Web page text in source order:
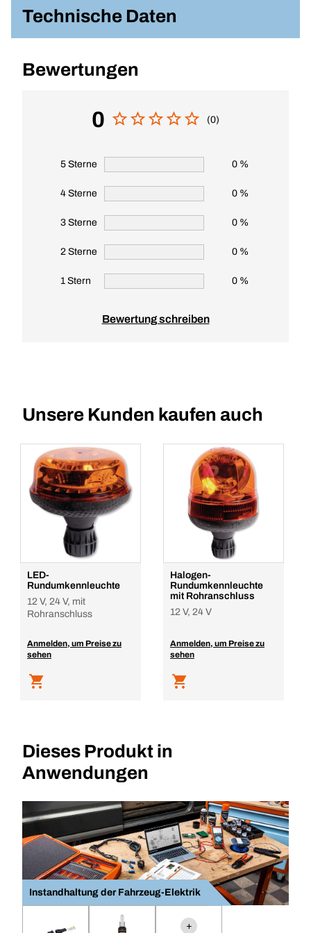
Technische Daten
Bewertungen
0 (0)
5 Sterne 0 %
4 Sterne 0 %
3 Sterne 0 %
2 Sterne 0 %
1 Stern 0 %
Bewertung schreiben
Unsere Kunden kaufen auch
LED-
Rundumkennleuchte
12 V, 24 V, mit
Rohranschluss
Anmelden, um Preise zu
sehen
Halogen-
Rundumkennleuchte
mit Rohranschluss
12 V, 24 V
Anmelden, um Preise zu
sehen
Dieses Produkt in
Anwendungen
Instandhaltung der Fahrzeug-Elektrik
+